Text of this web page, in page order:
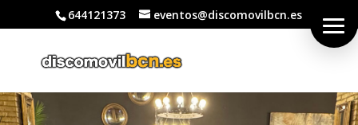
644121373 eventos@discomovilbcn.es